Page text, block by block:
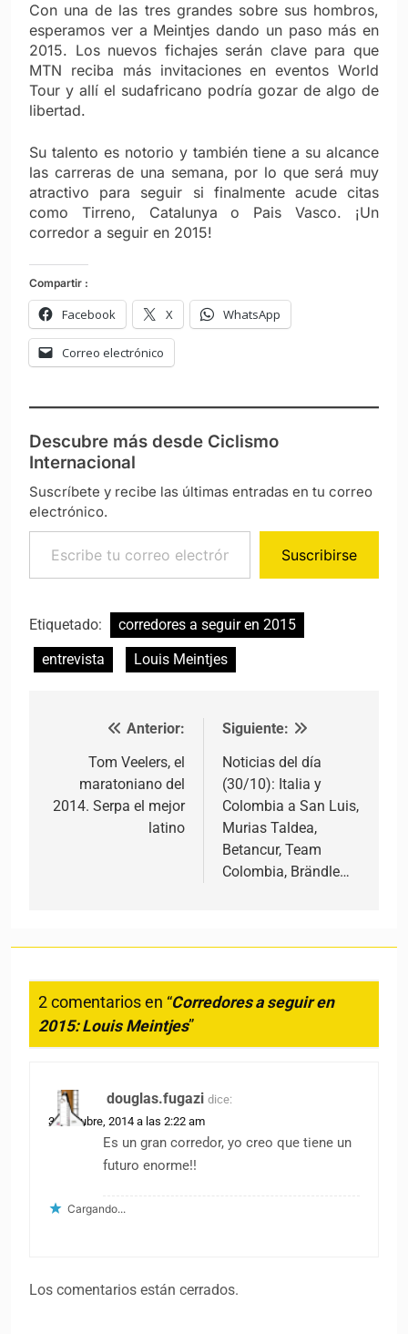
Con una de las tres grandes sobre sus hombros,
esperamos ver a Meintjes dando un paso más en
2015. Los nuevos fichajes serán clave para que
MTN reciba más invitaciones en eventos World
Tour y allí el sudafricano podría gozar de algo de
libertad.
Su talento es notorio y también tiene a su alcance
las carreras de una semana, por lo que será muy
atractivo para seguir si finalmente acude citas
como Tirreno, Catalunya o Pais Vasco. ¡Un
corredor a seguir en 2015!
Compartir :
Facebook X WhatsApp
Correo electrónico
Descubre más desde Ciclismo
Internacional
Suscríbete y recibe las últimas entradas en tu correo
electrónico.
Escribe tu correo electrónico…
Suscribirse
Etiquetado:
corredores a seguir en 2015
entrevista
Louis Meintjes
Navegación de entradas
Anterior:
Tom Veelers, el
maratoniano del
2014. Serpa el mejor
latino
Siguiente:
Noticias del día
(30/10): Italia y
Colombia a San Luis,
Murias Taldea,
Betancur, Team
Colombia, Brändle…
2 comentarios en “Corredores a seguir en
2015: Louis Meintjes”
douglas.fugazi dice:
31 octubre, 2014 a las 2:22 am
Es un gran corredor, yo creo que tiene un
futuro enorme!!
Cargando...
Los comentarios están cerrados.